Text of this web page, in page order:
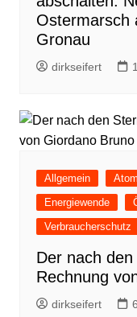
Ostermarsch
Gronau
dirkseifert
Allgemein
Energiewende
Verbraucherschutz
Der nach
Rechnung
dirkseifert